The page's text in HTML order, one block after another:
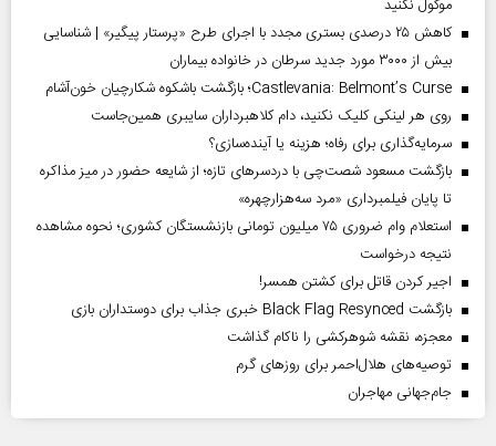
موکول نکنید
کاهش ۲۵ درصدی بستری مجدد با اجرای طرح «پرستار پیگیر» | شناسایی
بیش از ۳۰۰۰ مورد جدید سرطان در خانواده بیماران
Castlevania: Belmont’s Curse؛ بازگشت باشکوه شکارچیان خون‌آشام
روی هر لینکی کلیک نکنید، دام کلاهبرداران سایبری همین‌جاست
سرمایه‌گذاری برای رفاه؛ هزینه یا آینده‌سازی؟
بازگشت مسعود شصت‌چی با دردسر‌های تازه؛ از شایعه حضور در میز مذاکره
تا پایان فیلمبرداری «مرد سه‌هزارچهره»
استعلام وام ضروری ۷۵ میلیون تومانی بازنشستگان کشوری؛ نحوه مشاهده
نتیجه درخواست
اجیر کردن قاتل برای کشتن همسر!
بازگشت Black Flag Resynced خبری جذاب برای دوستداران بازی
معجزه، نقشه شوهرکشی را ناکام گذاشت
توصیه‌های هلال‌احمر برای روز‌های گرم
جام‌جهانی مهاجران